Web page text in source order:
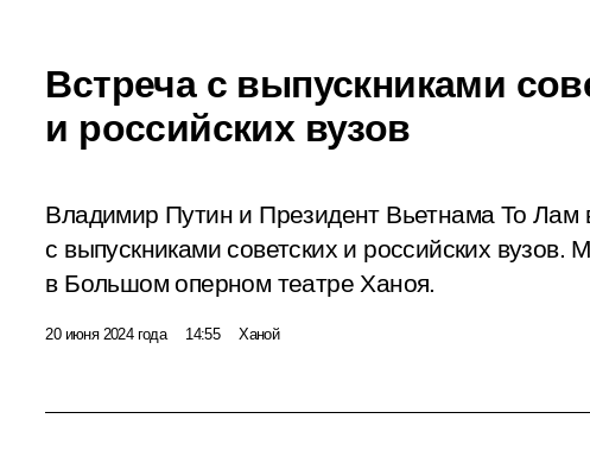
Встреча с выпускниками
и российских вузов
Владимир Путин и Президент Вьетнама То Лам
с выпускниками советских и российских
в Большом оперном театре Ханоя.
20 июня 2024 года 14:55 Ханой